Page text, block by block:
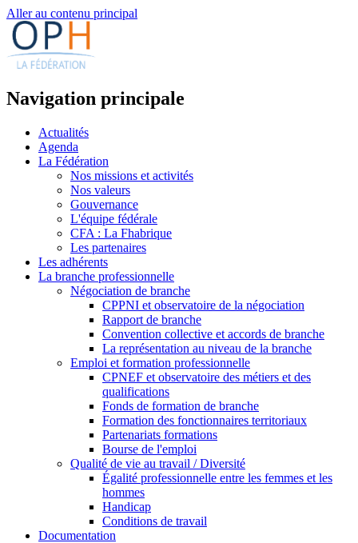
Aller au contenu principal
Navigation principale
Actualités
Agenda
La Fédération
Nos missions et activités
Nos valeurs
Gouvernance
L'équipe fédérale
CFA : La Fhabrique
Les partenaires
Les adhérents
La branche professionnelle
Négociation de branche
CPPNI et observatoire de la négociation
Rapport de branche
Convention collective et accords de branche
La représentation au niveau de la branche
Emploi et formation professionnelle
CPNEF et observatoire des métiers et des
qualifications
Fonds de formation de branche
Formation des fonctionnaires territoriaux
Partenariats formations
Bourse de l'emploi
Qualité de vie au travail / Diversité
Égalité professionnelle entre les femmes et les
hommes
Handicap
Conditions de travail
Documentation